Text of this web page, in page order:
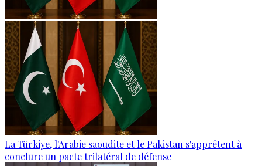
La Türkiye, l'Arabie saoudite et le Pakistan s'apprêtent à
conclure un pacte trilatéral de défense